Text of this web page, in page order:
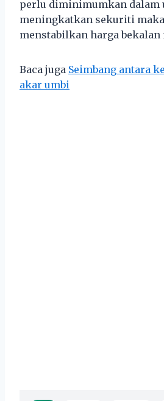
perlu diminimumkan dalam
meningkatkan sekuriti
menstabilkan harga bekalan
Baca juga Seimbang antara
akar umbi